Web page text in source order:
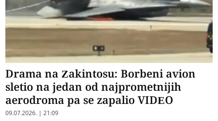
Drama na Zakintosu: Borbeni avion
sletio na jedan od najprometnijih
aerodroma pa se zapalio VIDEO
09.07.2026. | 21:09